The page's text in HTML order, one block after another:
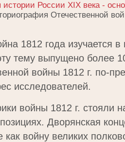
России XIX века -
Отечественной
1812 года изучается в
тему выпущено более
войны 1812 г. по-
исследователей.
войны 1812 г. стояли
Дворянская
как войну великих